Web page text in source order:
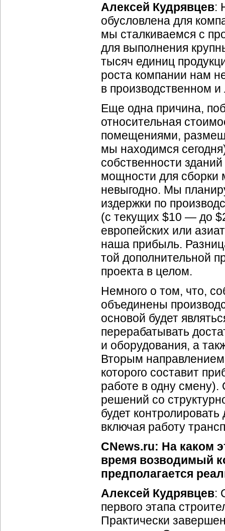
Алексей Кудрявцев:
обусловлена для
мы сталкиваемся с
для выполнения
тысяч единиц
роста компании нам
в производственном
Еще одна причина,
относительная
помещениями,
мы находимся
собственности
мощности для сборки
невыгодно. Мы
издержки по
(с текущих $10 — до
европейских или
наша прибыль.
той дополнительной
проекта в целом.
Немного о том, что,
объединены
основой будет
перерабатывать
и оборудования, а
Вторым
которого составит
работе в одну
решений со
будет
включая работу
CNews.ru: На каком
время возводимый
предполагается
Алексей Кудрявцев:
первого этапа
Практически